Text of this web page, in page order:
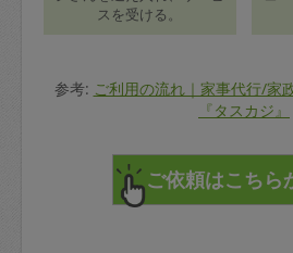
スを受ける。
参考: ご利用の流れ｜家事代行/家
『タスカジ』